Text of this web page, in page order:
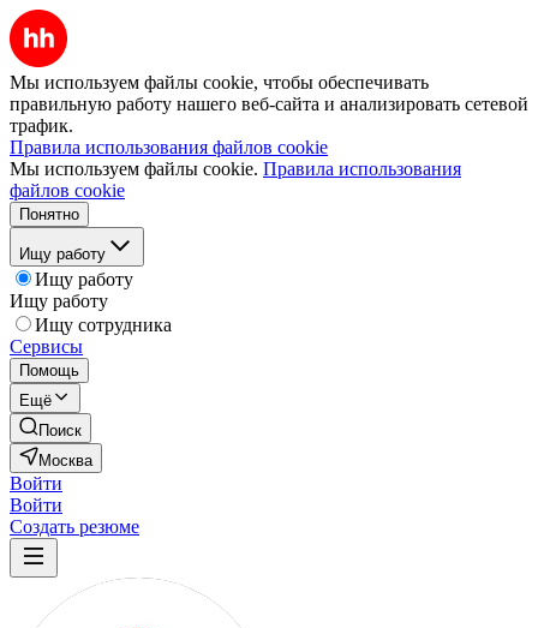
Мы используем файлы cookie, чтобы обеспечивать
правильную работу нашего веб-сайта и анализировать сетевой
трафик.
Правила использования файлов cookie
Мы используем файлы cookie. Правила использования
файлов cookie
Понятно
Ищу работу
Ищу работу
Ищу работу
Ищу сотрудника
Сервисы
Помощь
Ещё
Поиск
Москва
Войти
Войти
Создать резюме